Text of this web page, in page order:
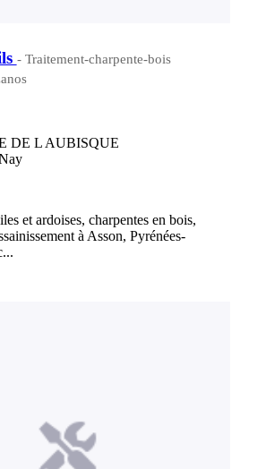
- Traitement-charpente-bois
DE L AUBISQUE
et ardoises, charpentes en bois,
à Asson, Pyrénées-